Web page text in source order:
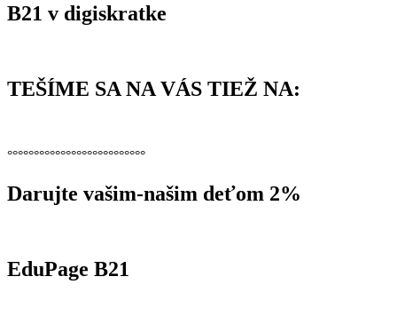
B21 v digiskratke
TEŠÍME SA NA VÁS TIEŽ NA:
°°°°°°°°°°°°°°°°°°°°°°°°°°
Darujte vašim-našim deťom 2%
EduPage B21